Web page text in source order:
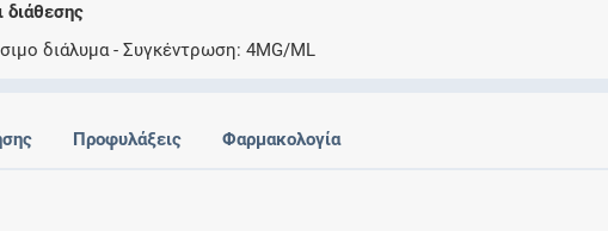
Ελέγξτε την αγωγή σας για αντενδείξεις και
διάθεσης
διάλυμα Συγκέντρωση 4MG/ML
Προφυλάξεις Φαρμακολογία